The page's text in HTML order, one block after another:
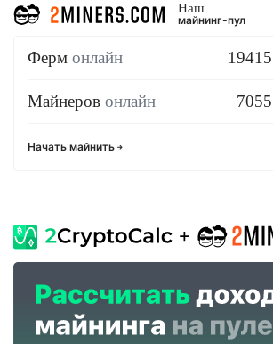
Наш
майнинг-пул
Ферм онлайн 19415
Майнеров онлайн 7055
Начать майнить